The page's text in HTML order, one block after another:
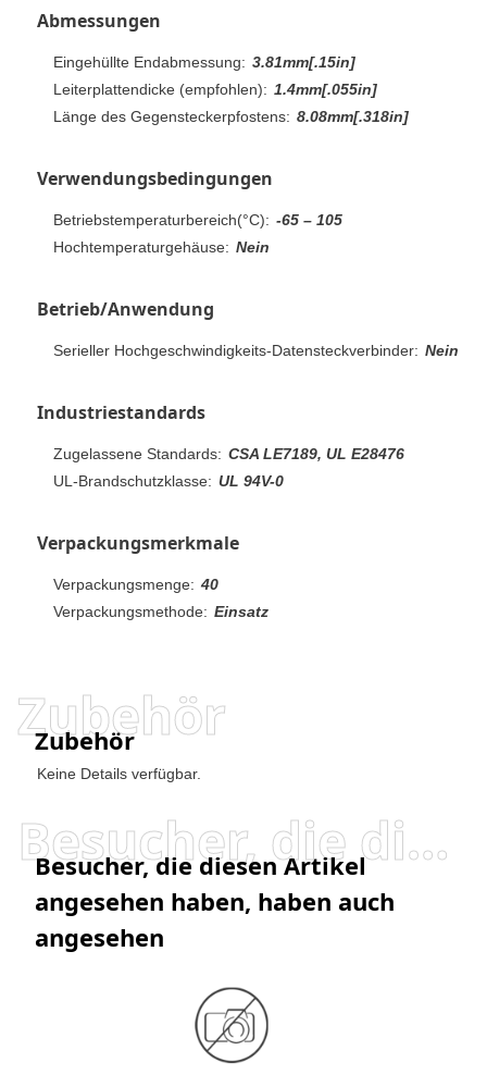
Abmessungen
Eingehüllte Endabmessung: 3.81mm[.15in]
Leiterplattendicke (empfohlen): 1.4mm[.055in]
Länge des Gegensteckerpfostens: 8.08mm[.318in]
Verwendungsbedingungen
Betriebstemperaturbereich(°C): -65 – 105
Hochtemperaturgehäuse: Nein
Betrieb/Anwendung
Serieller Hochgeschwindigkeits-Datensteckverbinder: Nein
Industriestandards
Zugelassene Standards: CSA LE7189, UL E28476
UL-Brandschutzklasse: UL 94V-0
Verpackungsmerkmale
Verpackungsmenge: 40
Verpackungsmethode: Einsatz
Zubehör
Zubehör
Keine Details verfügbar.
Besucher, die diesen Artikel angesehen haben, haben auch angesehen
Besucher, die diesen Artikel
angesehen haben, haben auch
angesehen